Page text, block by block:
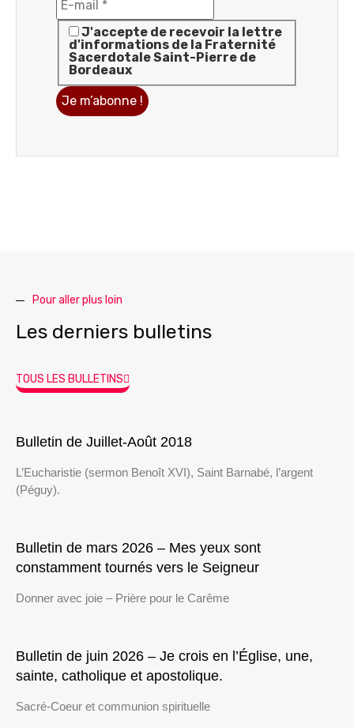
J'accepte de recevoir la lettre
d'informations de la Fraternité
Sacerdotale Saint-Pierre de
Bordeaux
Pour aller plus loin
Les derniers bulletins
TOUS LES BULLETINS
Bulletin de Juillet-Août 2018
L’Eucharistie (sermon Benoît XVI), Saint Barnabé, l’argent
(Péguy).
Bulletin de mars 2026 – Mes yeux sont
constamment tournés vers le Seigneur
Donner avec joie – Prière pour le Carême
Bulletin de juin 2026 – Je crois en l’Église, une,
sainte, catholique et apostolique.
Sacré-Coeur et communion spirituelle